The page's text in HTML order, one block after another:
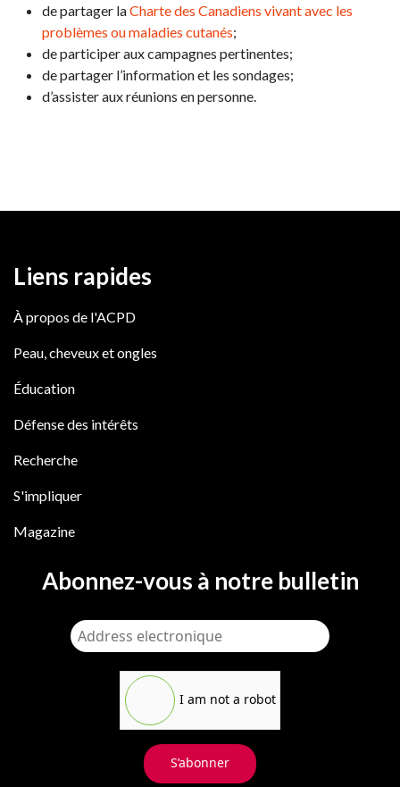
de partager laCharte des Canadiens vivant avec les
problèmes ou maladies cutanés;
de participer aux campagnes pertinentes;
de partager l’information et les sondages;
d’assister aux réunions en personne.
Liens rapides
À propos de l'ACPD
Peau, cheveux et ongles
Éducation
Défense des intérêts
Recherche
S'impliquer
Magazine
Abonnez-vous à notre bulletin
I am not a robot
S’abonner